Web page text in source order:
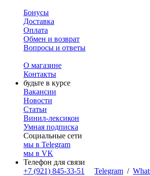
Бонусы
Доставка
Оплата
Обмен и возврат
Вопросы и ответы
О магазине
Контакты
будьте в курсе
Вакансии
Новости
Статьи
Винил-лексикон
Умная подписка
Социальные сети
мы в Telegram
мы в VK
Телефон для связи
+7 (921) 845-33-51
Telegram /